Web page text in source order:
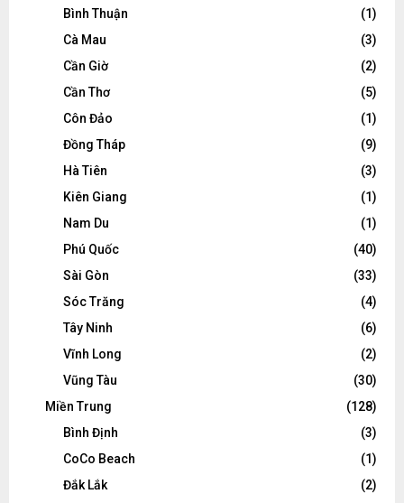
Bình Thuận
(1)
Cà Mau
(3)
Cần Giờ
(2)
Cần Thơ
(5)
Côn Đảo
(1)
Đồng Tháp
(9)
Hà Tiên
(3)
Kiên Giang
(1)
Nam Du
(1)
Phú Quốc
(40)
Sài Gòn
(33)
Sóc Trăng
(4)
Tây Ninh
(6)
Vĩnh Long
(2)
Vũng Tàu
(30)
Miền Trung
(128)
Bình Định
(3)
CoCo Beach
(1)
Đắk Lắk
(2)